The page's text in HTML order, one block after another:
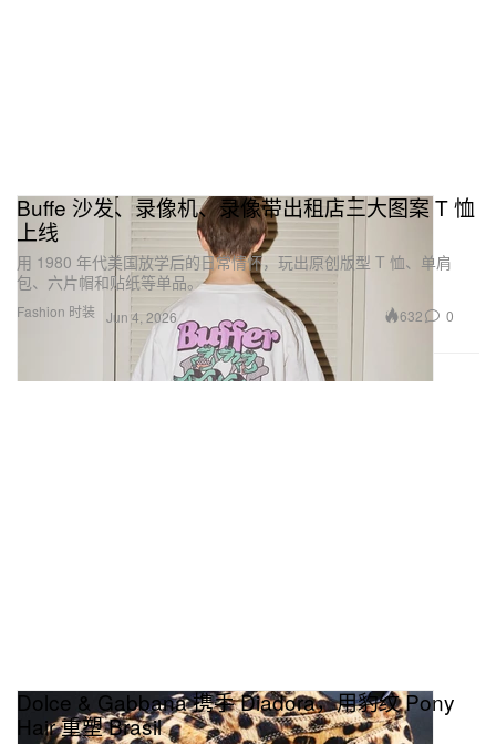
Fashion 时装
Buffe 沙发、录像机、录像带出租店三大图案 T 恤
上线
用 1980 年代美国放学后的日常情怀，玩出原创版型 T 恤、单肩
包、六片帽和贴纸等单品。
Jun 4, 2026 632 0
Dolce & Gabbana 携手 Diadora，用豹纹 Pony
Hair 重塑 Brasil